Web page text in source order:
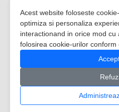
Acest website foloseste
optimiza si personaliza
interactionand in orice mod
folosirea cookie-urilor conform